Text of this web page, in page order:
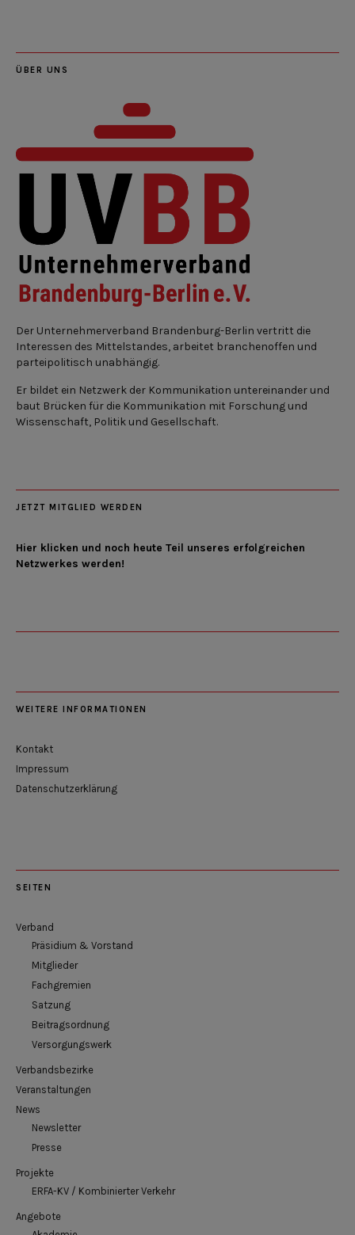
ÜBER UNS
Der Unternehmerverband Brandenburg-Berlin vertritt die
Interessen des Mittelstandes, arbeitet branchenoffen und
parteipolitisch unabhängig.
Er bildet ein Netzwerk der Kommunikation untereinander und
baut Brücken für die Kommunikation mit Forschung und
Wissenschaft, Politik und Gesellschaft.
JETZT MITGLIED WERDEN
Hier klicken und noch heute Teil unseres erfolgreichen
Netzwerkes werden!
WEITERE INFORMATIONEN
Kontakt
Impressum
Datenschutzerklärung
SEITEN
Verband
Präsidium & Vorstand
Mitglieder
Fachgremien
Satzung
Beitragsordnung
Versorgungswerk
Verbandsbezirke
Veranstaltungen
News
Newsletter
Presse
Projekte
ERFA-KV / Kombinierter Verkehr
Angebote